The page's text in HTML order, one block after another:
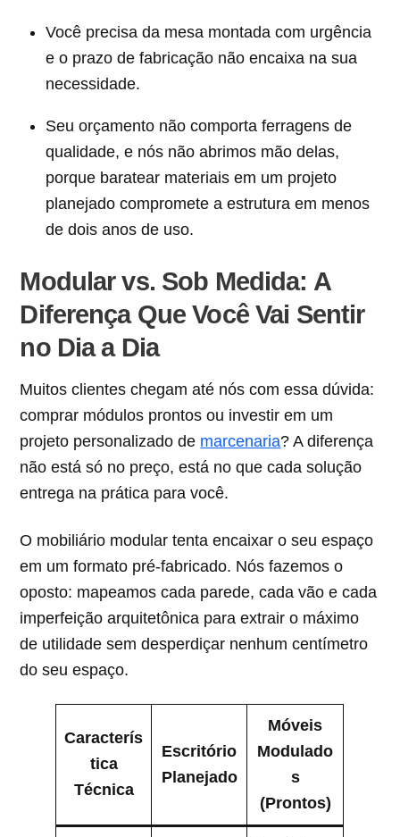
Você precisa da mesa montada com urgência
e o prazo de fabricação não encaixa na sua
necessidade.
Seu orçamento não comporta ferragens de
qualidade, e nós não abrimos mão delas,
porque baratear materiais em um projeto
planejado compromete a estrutura em menos
de dois anos de uso.
Modular vs. Sob Medida: A
Diferença Que Você Vai Sentir
no Dia a Dia
Muitos clientes chegam até nós com essa dúvida:
comprar módulos prontos ou investir em um
projeto personalizado de marcenaria? A diferença
não está só no preço, está no que cada solução
entrega na prática para você.
O mobiliário modular tenta encaixar o seu espaço
em um formato pré-fabricado. Nós fazemos o
oposto: mapeamos cada parede, cada vão e cada
imperfeição arquitetônica para extrair o máximo
de utilidade sem desperdiçar nenhum centímetro
do seu espaço.
Caracterís
tica
Técnica
Escritório
Planejado
Móveis
Modulado
s
(Prontos)